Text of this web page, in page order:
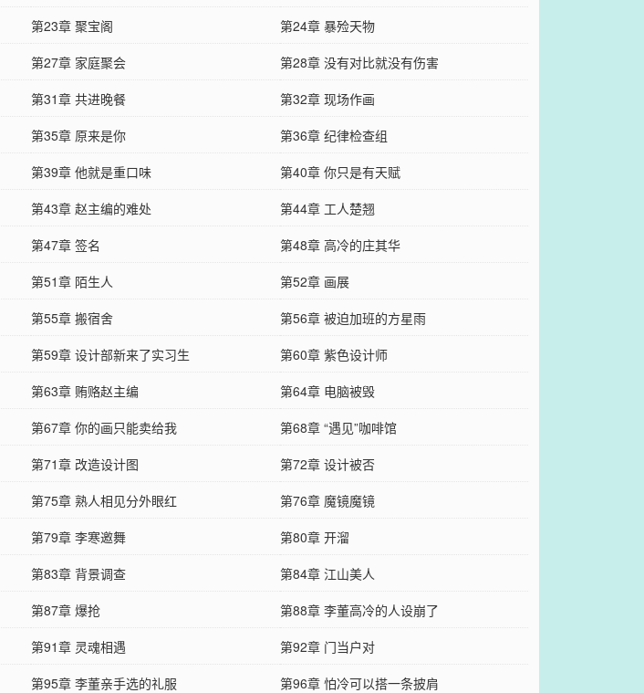
第23章 聚宝阁
第24章 暴殓天物
第27章 家庭聚会
第28章 没有对比就没有伤害
第31章 共进晚餐
第32章 现场作画
第35章 原来是你
第36章 纪律检查组
第39章 他就是重口味
第40章 你只是有天赋
第43章 赵主编的难处
第44章 工人楚翘
第47章 签名
第48章 高冷的庄其华
第51章 陌生人
第52章 画展
第55章 搬宿舍
第56章 被迫加班的方星雨
第59章 设计部新来了实习生
第60章 紫色设计师
第63章 贿赂赵主编
第64章 电脑被毁
第67章 你的画只能卖给我
第68章 “遇见”咖啡馆
第71章 改造设计图
第72章 设计被否
第75章 熟人相见分外眼红
第76章 魔镜魔镜
第79章 李寒邀舞
第80章 开溜
第83章 背景调查
第84章 江山美人
第87章 爆抢
第88章 李董高冷的人设崩了
第91章 灵魂相遇
第92章 门当户对
第95章 李董亲手选的礼服 第96章 怕冷可以搭一条披肩